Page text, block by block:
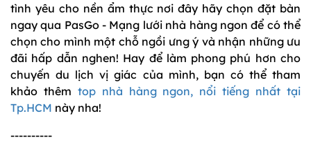
tình yêu cho nền ẩm thực nơi đây hãy chọn đặt bàn
ngay qua PasGo - Mạng lưới nhà hàng ngon để có thể
chọn cho mình một chỗ ngồi ưng ý và nhận những ưu
đãi hấp dẫn nghen! Hay để làm phong phú hơn cho
chuyến du lịch vị giác của mình, bạn có thể tham
khảo thêm top nhà hàng ngon, nổi tiếng nhất tại
Tp.HCM này nha!
----------